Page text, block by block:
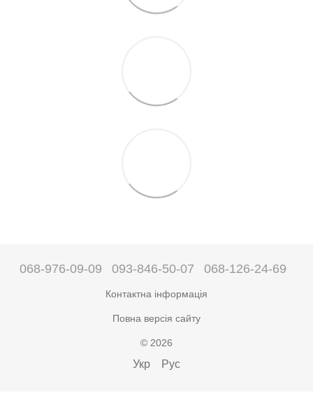
068-976-09-09 093-846-50-07 068-126-24-69
Контактна інформація
Повна версія сайту
© 2026
Укр Рус